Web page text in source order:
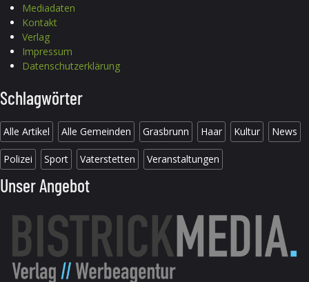
Mediadaten
Kontakt
Verlag
Impressum
Datenschutzerklärung
Schlagwörter
Alle Artikel Alle Gemeinden Grasbrunn Haar Kultur News
Polizei Sport Vaterstetten Veranstaltungen
Unser Angebot